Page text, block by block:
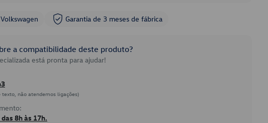
Garantia de 3 meses de fábrica
a compatibilidade deste produto?
está pronta para ajudar!
texto, não atendemos ligações)
8h às 17h.